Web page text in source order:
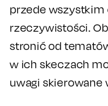
przede
rzeczywistości.
stronić od
w ich skeczach
uwagi skierowane